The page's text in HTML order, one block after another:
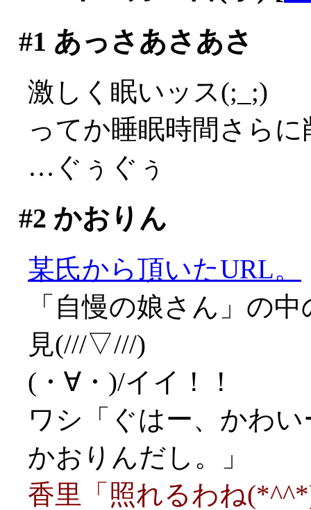
#1 あっさあさあさ
激しく眠いッス(;_;)
ってか睡眠時間さら
…ぐぅぐぅ
#2 かおりん
某氏から頂いたURL。
「自慢の娘さん」の
見(///▽///)
(・∀・)/イイ！！
ワシ「ぐはー、かわ
かおりんだし。」
香里「照れるわね